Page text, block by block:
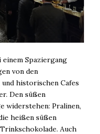
einem Spaziergang
von den
historischen Cafes
Den süßen
widerstehen: Pralinen,
heißen süßen
Auch